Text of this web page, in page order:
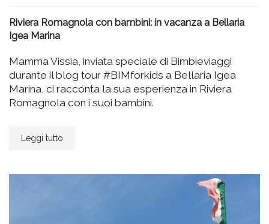
Riviera Romagnola con bambini: in vacanza a Bellaria
Igea Marina
Mamma Vissia, inviata speciale di Bimbieviaggi
durante il blog tour #BIMforkids a Bellaria Igea
Marina, ci racconta la sua esperienza in Riviera
Romagnola con i suoi bambini.
Leggi tutto